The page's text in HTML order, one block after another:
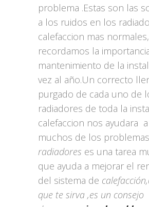
problema .Estas son las
a los ruidos en los
calefaccion mas
recordamos la
mantenimiento de la
vez al año.Un correcto
purgado de cada uno de
radiadores de toda la
calefaccion nos ayudara
muchos de los
radiadores es una tarea
que ayuda a mejorar el
del sistema de
que te sirva ,es un consejo